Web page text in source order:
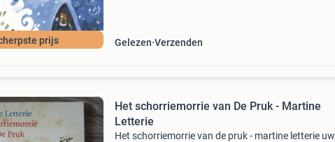
prijs Gelezen Verzenden
Het schorriemorrie van De Pruk - Martine
Letterie
Het schorriemorrie van de pruk - martine letterie uw